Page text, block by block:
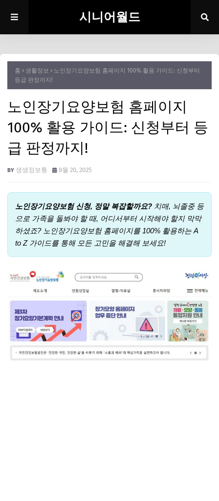
시니어월드
홈 생활정보
노인장기요양보험 홈페이지 100% 활용 가이드: 신청부터
등급 판정까지!
노인장기요양보험 홈페이지
100% 활용 가이드: 신청부터 등
급 판정까지!
생생정보통 8월 20, 2025
노인장기요양보험 신청, 정말 복잡할까요? 치매, 뇌졸중 등
으로 가족을 돌봐야 할 때, 어디서부터 시작해야 할지 막막
하셨죠? 노인장기요양보험 홈페이지를 100% 활용하는 A
to Z 가이드를 통해 모든 고민을 해결해 보세요!